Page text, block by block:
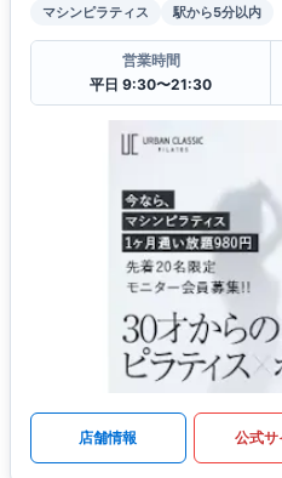
マシンピラティス 駅から5分以内
営業時間
平日 9:30〜21:30
店舗情報 公式サ